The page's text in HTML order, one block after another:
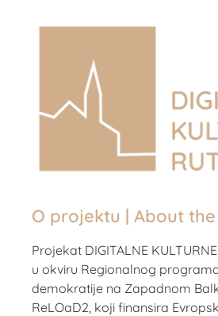
O projektu | About
Projekat DIGITALNE
u okviru Regionalnog
demokratije na Zapadnom
ReLOaD2, koji finansira